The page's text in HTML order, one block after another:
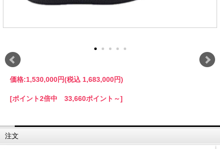
価格:1,530,000円(税込 1,683,000円)
[ポイント2倍中 33,660ポイント～]
注文